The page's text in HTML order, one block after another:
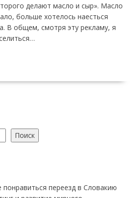
делают масло и сыр». Масло
больше хотелось наесться
В общем, смотря эту рекламу, я
Поиск
переезд в Словакию